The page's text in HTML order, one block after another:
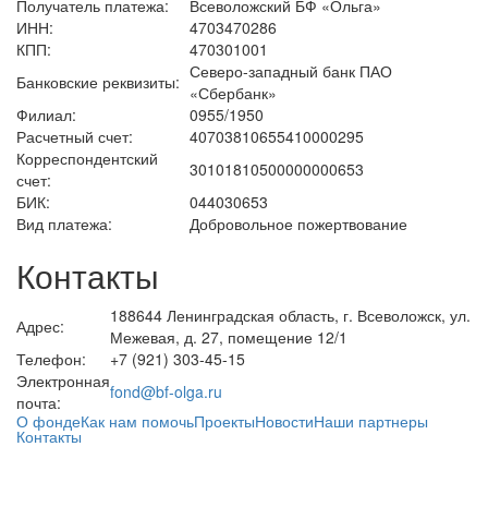
Получатель платежа:
Всеволожский БФ «Ольга»
ИНН:
4703470286
КПП:
470301001
Банковские реквизиты: Северо-западный банк ПАО
«Сбербанк»
Филиал:
0955/1950
Расчетный счет:
40703810655410000295
Корреспондентский
счет:
30101810500000000653
БИК:
044030653
Вид платежа:
Добровольное пожертвование
Контакты
Адрес:
188644 Ленинградская область, г. Всеволожск, ул.
Межевая, д. 27, помещение 12/1
Телефон:
+7 (921) 303-45-15
Электронная
почта:
fond@bf-olga.ru
О фондеКак нам помочьПроектыНовостиНаши партнеры
Контакты